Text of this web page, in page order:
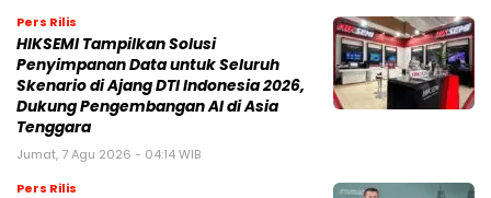
Pers Rilis
HIKSEMI Tampilkan Solusi
Penyimpanan Data untuk Seluruh
Skenario di Ajang DTI Indonesia 2026,
Dukung Pengembangan AI di Asia
Tenggara
Jumat, 7 Agu 2026 - 04:14 WIB
Pers Rilis